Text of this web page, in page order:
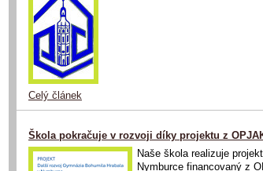
Celý článek
Škola pokračuje v rozvoji díky projektu z
Naše škola realizuje
Nymburce financovaný z